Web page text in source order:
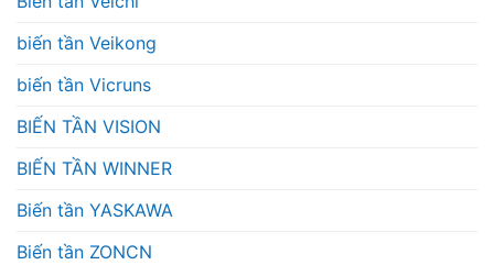
biến tần Veikong
biến tần Vicruns
BIẾN TẦN VISION
BIẾN TẦN WINNER
Biến tần YASKAWA
Biến tần ZONCN